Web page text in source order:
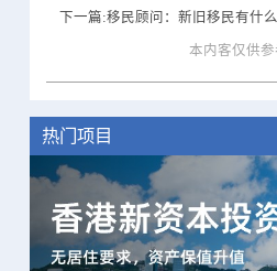
下一篇:移民顾问：新旧移民有什么
本内客仅供
热门项目